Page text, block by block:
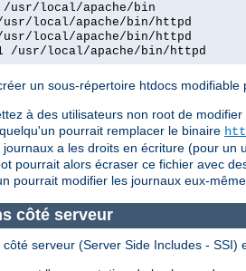
usr/local/apache/bin
usr/local/apache/bin/httpd
local/apache/bin/httpd
/usr/local/apache/bin/httpd
un sous-répertoire htdocs
à des utilisateurs non root de
pourrait remplacer le binaire
journaux a les droits en écriture (pour
pourrait alors écraser ce fichier avec
pourrait modifier les journaux eux-
côté serveur
côté serveur (Server Side Includes -